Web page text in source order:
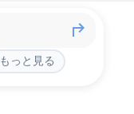
もっと見る